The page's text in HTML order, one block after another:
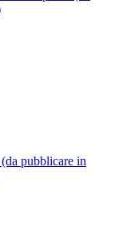
pubblicare in